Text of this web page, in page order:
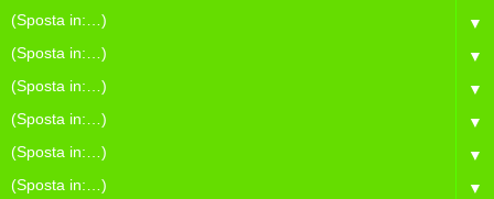
▼
▼
▼
▼
▼
▼